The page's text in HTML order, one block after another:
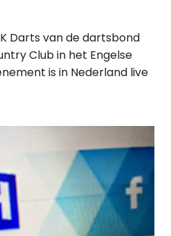
Darts van de dartsbond
Club in het Engelse
is in Nederland live